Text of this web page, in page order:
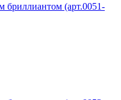
бриллиантом (арт.0051-